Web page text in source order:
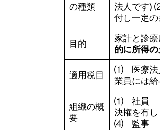
の種類
法人です)
付し一定
目的 家計と診
的に所得
適用税目
⑴ 医療法
業員には給
組織の概
要
⑴ 社員 社
決権を有
⑷ 監事 医